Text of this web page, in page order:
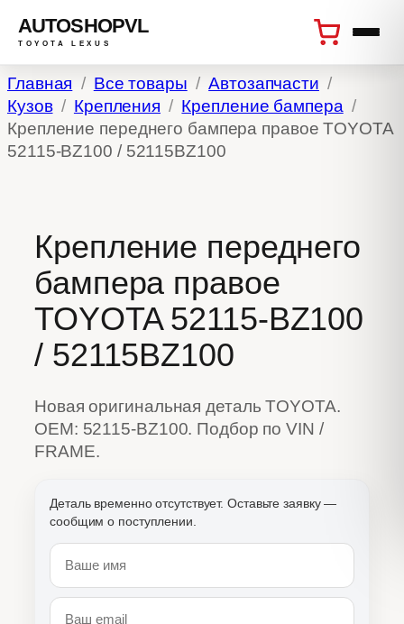
Перейти
к
содержимому
AUTOSHOPVL
TOYOTA LEXUS
Главная Все товары
Автозапчасти
Кузов
Крепления
Крепление бампера
Крепление переднего бампера правое TOYOTA
52115-BZ100 / 52115BZ100
Крепление переднего
бампера правое
TOYOTA 52115-BZ100
/ 52115BZ100
Новая оригинальная деталь TOYOTA.
OEM: 52115-BZ100. Подбор по VIN /
FRAME.